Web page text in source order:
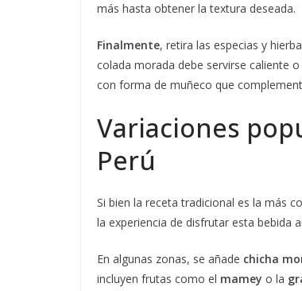
más hasta obtener la textura deseada.
Finalmente, retira las especias y
colada morada debe servirse caliente
con forma de muñeco que
Variaciones
Perú
Si bien la receta tradicional es la más
la experiencia de disfrutar esta bebida
En algunas zonas, se añade chicha
incluyen frutas como el mamey o la